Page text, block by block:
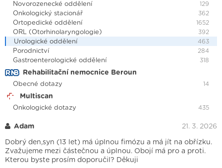
Novorozenecké oddělení 129
Onkologický stacionář 362
Ortopedické oddělení 1652
ORL (Otorhinolaryngologie) 392
Urologické oddělení 463
Porodnictví 284
Gastroenterologické oddělení 318
Rehabilitační nemocnice Beroun
Obecné dotazy 14
Multiscan
Onkologické dotazy 435
Adam 21. 3. 2026
Dobrý den,syn (13 let) má úplnou fimózu a má jít na obřízku.
Zvažujeme mezi částečnou a úplnou. Obojí má pro a proti.
Kterou byste prosím doporučil? Děkuji